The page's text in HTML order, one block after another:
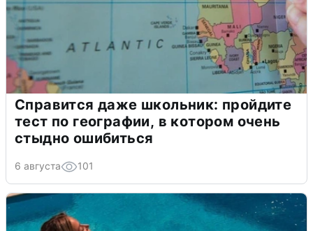
Справится даже школьник: пройдите
тест по географии, в котором очень
стыдно ошибиться
6 августа 101